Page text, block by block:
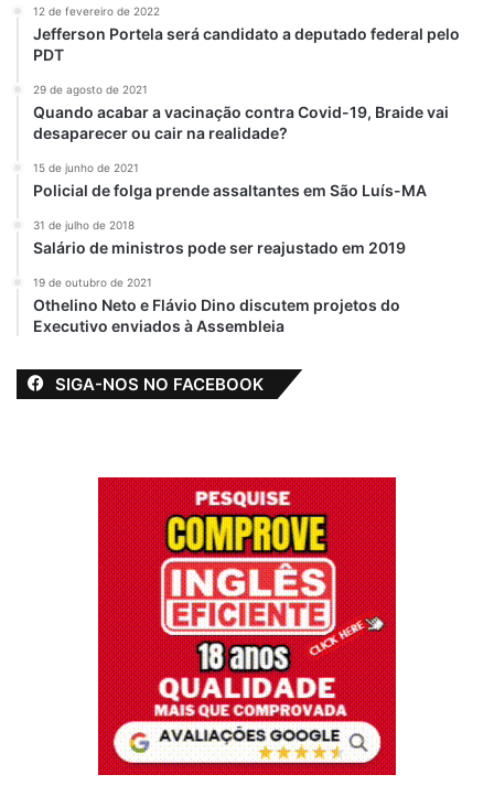
12 de fevereiro de 2022
Jefferson Portela será candidato a deputado federal pelo
PDT
29 de agosto de 2021
Quando acabar a vacinação contra Covid-19, Braide vai
desaparecer ou cair na realidade?
15 de junho de 2021
Policial de folga prende assaltantes em São Luís-MA
31 de julho de 2018
Salário de ministros pode ser reajustado em 2019
19 de outubro de 2021
Othelino Neto e Flávio Dino discutem projetos do
Executivo enviados à Assembleia
SIGA-NOS NO FACEBOOK